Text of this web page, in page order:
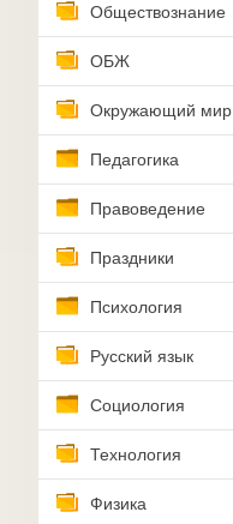
Обществознание
ОБЖ
Окружающий мир
Педагогика
Правоведение
Праздники
Психология
Русский язык
Социология
Технология
Физика